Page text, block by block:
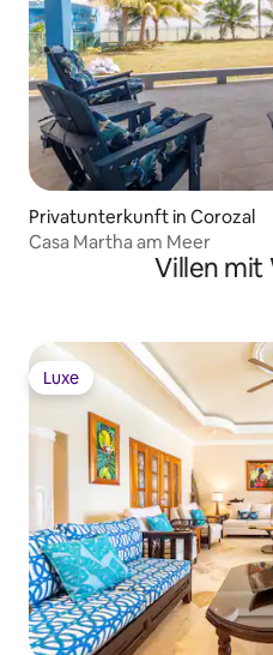
Privatunterkunft in Corozal
Casa Martha am Meer
Villen mit
Luxe
Luxe